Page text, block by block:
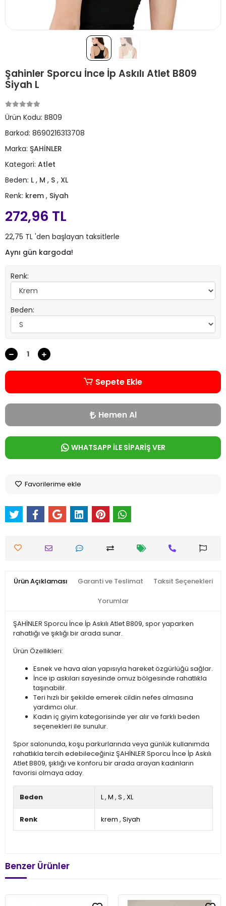
Şahinler Sporcu İnce İp Askılı Atlet B809
Siyah L
Ürün Kodu: B809
Barkod: 8690216313708
Marka: ŞAHİNLER
Kategori: Atlet
Beden: L , M , S , XL
Renk: krem , Siyah
272,96 TL
22,75 TL 'den başlayan taksitlerle
Aynı gün kargoda!
Renk:
Beden:
Sepete Ekle
Hemen Al
WHATSAPP İLE SİPARİŞ VER
Favorilerime ekle
Ürün Açıklaması Garanti ve Teslimat Taksit Seçenekleri
Yorumlar
ŞAHİNLER Sporcu İnce İp Askılı Atlet B809, spor yaparken
rahatlığı ve şıklığı bir arada sunar.
Ürün Özellikleri:
Esnek ve hava alan yapısıyla hareket özgürlüğü sağlar.
İnce ip askıları sayesinde omuz bölgesinde rahatlıkla
taşınabilir.
Teri hızlı bir şekilde emerek cildin nefes almasına
yardımcı olur.
Kadın iç giyim kategorisinde yer alır ve farklı beden
seçenekleri ile sunulur.
Spor salonunda, koşu parkurlarında veya günlük kullanımda
rahatlıkla tercih edebileceğiniz ŞAHİNLER Sporcu İnce İp Askılı
Atlet B809, şıklığı ve konforu bir arada arayan kadınların
favorisi olmaya aday.
Beden L, M , S , XL
Renk krem , Siyah
Benzer Ürünler